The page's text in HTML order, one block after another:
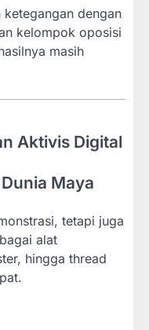
dengan
kelompok oposisi
masih
Aktivis Digital
Maya
tetapi juga
alat
hingga thread